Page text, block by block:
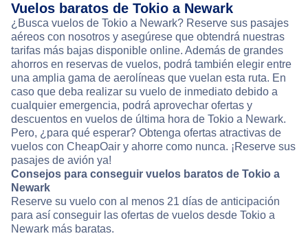
Vuelos baratos de Tokio a Newark
¿Busca vuelos de Tokio a Newark? Reserve sus pasajes
aéreos con nosotros y asegúrese que obtendrá nuestras
tarifas más bajas disponible online. Además de grandes
ahorros en reservas de vuelos, podrá también elegir entre
una amplia gama de aerolíneas que vuelan esta ruta. En
caso que deba realizar su vuelo de inmediato debido a
cualquier emergencia, podrá aprovechar ofertas y
descuentos en vuelos de última hora de Tokio a Newark.
Pero, ¿para qué esperar? Obtenga ofertas atractivas de
vuelos con CheapOair y ahorre como nunca. ¡Reserve sus
pasajes de avión ya!
Consejos para conseguir vuelos baratos de Tokio a
Newark
Reserve su vuelo con al menos 21 días de anticipación
para así conseguir las ofertas de vuelos desde Tokio a
Newark más baratas.